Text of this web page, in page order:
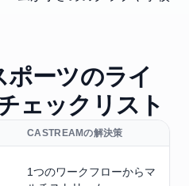
ーツのライ
ェックリスト
CASTREAMの解決策
1つのワークフローからマ